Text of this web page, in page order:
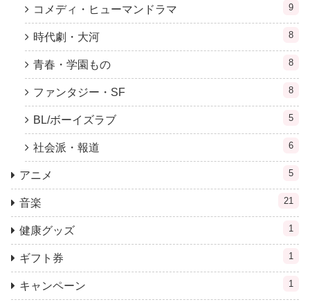
コメディ・ヒューマンドラマ 9
時代劇・大河 8
青春・学園もの 8
ファンタジー・SF 8
BL/ボーイズラブ 5
社会派・報道 6
アニメ 5
音楽 21
健康グッズ 1
ギフト券 1
キャンペーン 1